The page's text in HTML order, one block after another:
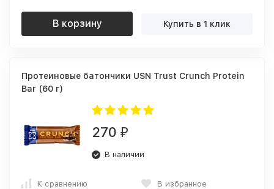
В корзину Купить в 1 клик
Протеиновые батончики USN Trust Crunch Protein
Bar (60 г)
270 ₽
В наличии
К сравнению В избранное